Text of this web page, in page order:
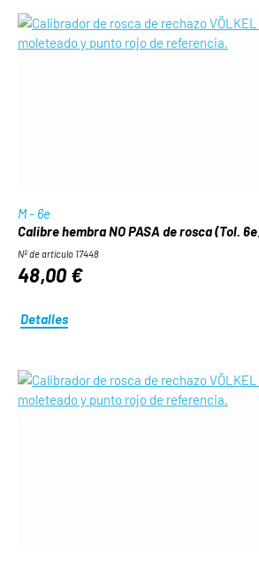
M - 6e
Calibre hembra NO PASA de rosca (Tol.
Nº de artículo 17448
48,00 €
Detalles